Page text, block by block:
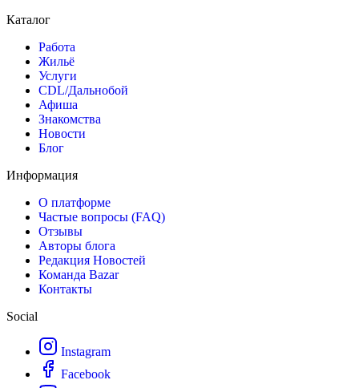
Каталог
Работа
Жильё
Услуги
CDL/Дальнобой
Афиша
Знакомства
Новости
Блог
Информация
О платформе
Частые вопросы (FAQ)
Отзывы
Авторы блога
Редакция Новостей
Команда Bazar
Контакты
Social
Instagram
Facebook